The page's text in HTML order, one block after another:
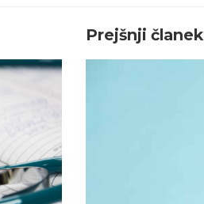
Prejšnji članek